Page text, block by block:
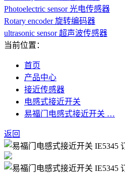
Photoelectric sensor 光电传感器
Rotary encoder 旋转编码器
ultrasonic sensor 超声波传感器
当前位置：
首页
产品中心
接近传感器
电感式接近开关
易福门电感式接近开关 …
返回